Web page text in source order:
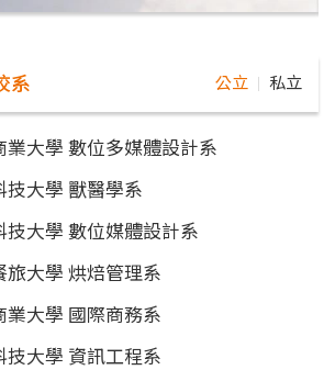
系 公立 私立
業大學 數位多媒體設計系
技大學 獸醫學系
技大學 數位媒體設計系
旅大學 烘焙管理系
業大學 國際商務系
技大學 資訊工程系